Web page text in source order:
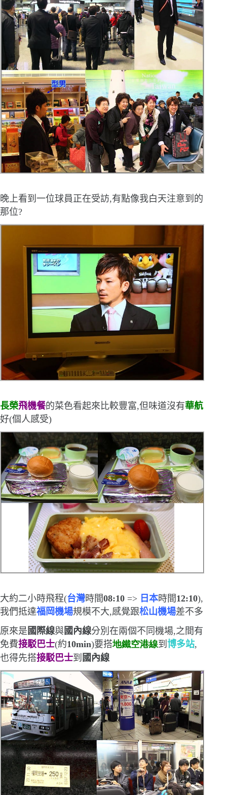
晚上看到一位球員正在受訪,有點像我白天注意到的
那位?
長榮飛機餐的菜色看起來比較豐富,但味道沒有華航
好(個人感受)
大約二小時飛程(台灣時間08:10 => 日本時間 12:10),
我們抵達福岡機場規模不大,感覺跟松山機場差不多
原來是 國際線與國內線分別在兩個不同機場,之間有
免費接駁巴士(約10min)要搭地鐵空港線到 博多站,
也得先搭接駁巴士到 國內線